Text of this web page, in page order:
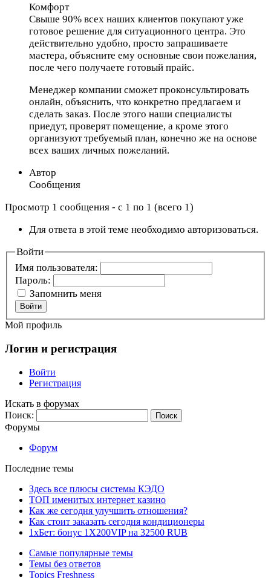
Комфорт
Свыше 90% всех наших клиентов покупают уже
готовое решение для ситуационного центра. Это
действительно удобно, просто запрашиваете
мастера, объясните ему основные свои пожелания,
после чего получаете готовый прайс.
Менеджер компании сможет проконсультировать
онлайн, объяснить, что конкретно предлагаем и
сделать заказ. После этого наши специалисты
приедут, проверят помещение, а кроме этого
организуют требуемый план, конечно же на основе
всех ваших личных пожеланий.
Автор
Сообщения
Просмотр 1 сообщения - с 1 по 1 (всего 1)
Для ответа в этой теме необходимо авторизоваться.
Войти
Имя пользователя:
Пароль:
Запомнить меня
Войти
Мой профиль
Логин и регистрация
Войти
Регистрация
Искать в форумах
Поиск:
Форумы
Форум
Последние темы
Здесь все плюсы системы КЭДО
ТОП именитых интернет казино
Как же сегодня улучшить отношения?
Как стоит заказать сегодня кондиционеры
1хБет: бонус 1X200VIP на 32500 RUB
Самые популярные темы
Темы без ответов
Topics Freshness